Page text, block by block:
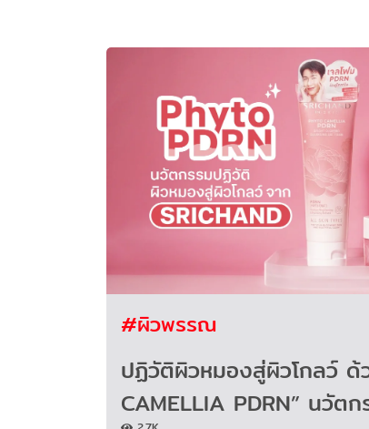
#ผิวพรรณ
ปฏิวัติผิวหมองสู่ผิวโกลว์
CAMELLIA PDRN” นวัต